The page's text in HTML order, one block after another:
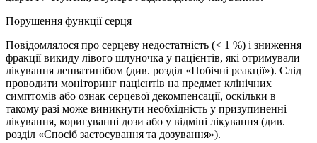
Порушення функції серця
Повідомлялося про серцеву недостатність (< 1 %) і зниження
фракції викиду лівого шлуночка у пацієнтів, які отримували
лікування ленватинібом (див. розділ «Побічні реакції»). Слід
проводити моніторинг пацієнтів на предмет клінічних
симптомів або ознак серцевої декомпенсації, оскільки в
такому разі може виникнути необхідність у призупиненні
лікування, коригуванні дози або у відміні лікування (див.
розділ «Спосіб застосування та дозування»).